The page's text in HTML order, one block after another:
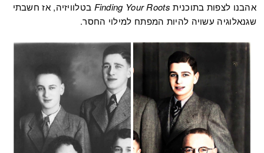
אהבנו לצפות בתוכנית Finding Your Roots בטלוויזיה, אז חשבתי
שגנאלוגיה עשויה להיות המפתח למילוי החסר.